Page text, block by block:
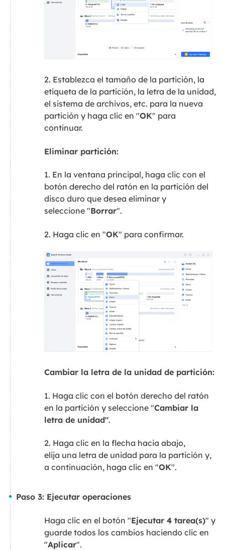
2. Establezca el tamaño de la partición, la
etiqueta de la partición, la letra de la unidad,
el sistema de archivos, etc. para la nueva
partición y haga clic en "OK" para
continuar.
Eliminar partición:
1. En la ventana principal, haga clic con el
botón derecho del ratón en la partición del
disco duro que desea eliminar y
seleccione "Borrar".
2. Haga clic en "OK" para confirmar.
Cambiar la letra de la unidad de partición:
1. Haga clic con el botón derecho del ratón
en la partición y seleccione "Cambiar la
letra de unidad".
2. Haga clic en la flecha hacia abajo,
elija una letra de unidad para la partición y,
a continuación, haga clic en "OK".
Paso 3: Ejecutar operaciones
Haga clic en el botón "Ejecutar 4 tarea(s)" y
guarde todos los cambios haciendo clic en
"Aplicar".